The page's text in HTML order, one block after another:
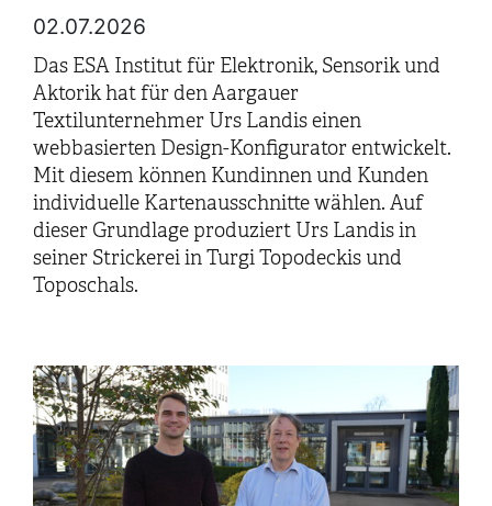
02.07.2026
Das ESA Institut für Elektronik, Sensorik und
Aktorik hat für den Aargauer
Textilunternehmer Urs Landis einen
webbasierten Design-Konfigurator entwickelt.
Mit diesem können Kundinnen und Kunden
individuelle Kartenausschnitte wählen. Auf
dieser Grundlage produziert Urs Landis in
seiner Strickerei in Turgi Topodeckis und
Toposchals.